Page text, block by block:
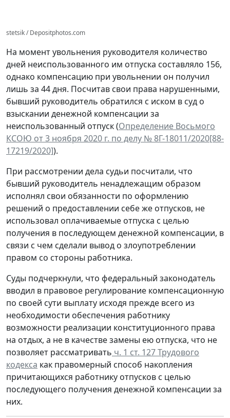
stetsik / Depositphotos.com
На момент увольнения руководителя количество
дней неиспользованного им отпуска составляло 156,
однако компенсацию при увольнении он получил
лишь за 44 дня. Посчитав свои права нарушенными,
бывший руководитель обратился с иском в суд о
взыскании денежной компенсации за
неиспользованный отпуск (Определение Восьмого
КСОЮ от 3 ноября 2020 г. по делу № 8Г-18011/2020[88-
17219/2020]).
При рассмотрении дела судьи посчитали, что
бывший руководитель ненадлежащим образом
исполнял свои обязанности по оформлению
решений о предоставлении себе же отпусков, не
использовал оплачиваемые отпуска с целью
получения в последующем денежной компенсации, в
связи с чем сделали вывод о злоупотреблении
правом со стороны работника.
Суды подчеркнули, что федеральный законодатель
вводил в правовое регулирование компенсационную
по своей сути выплату исходя прежде всего из
необходимости обеспечения работнику
возможности реализации конституционного права
на отдых, а не в качестве замены ею отпуска, что не
позволяет рассматривать ч. 1 ст. 127 Трудового
кодекса как правомерный способ накопления
причитающихся работнику отпусков с целью
последующего получения денежной компенсации за
них.